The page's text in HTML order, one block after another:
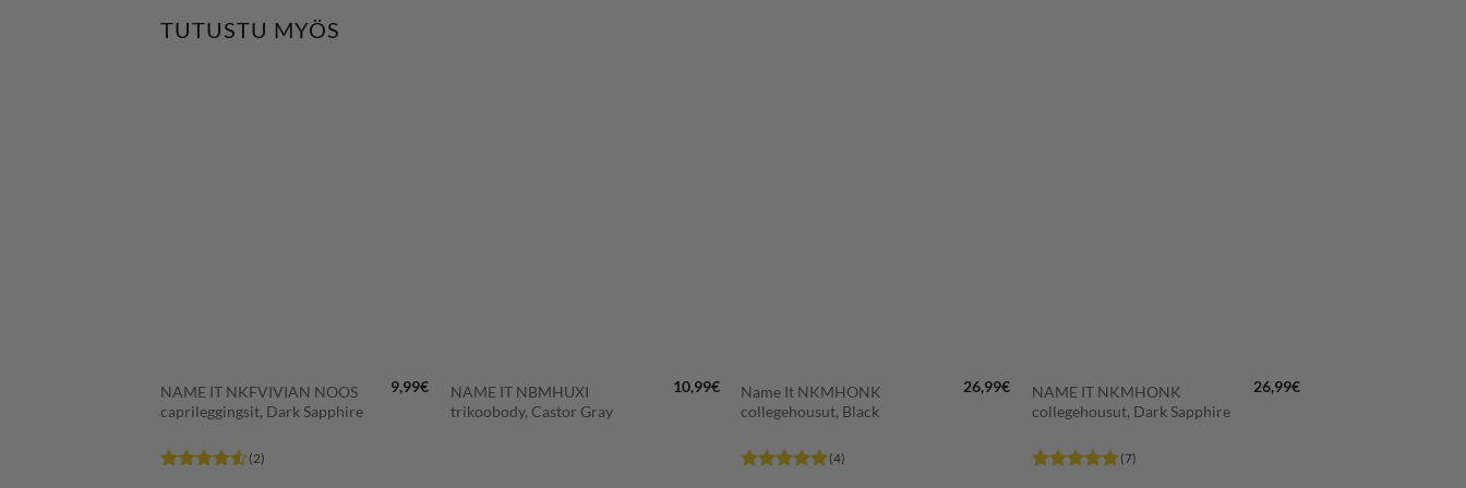
TUTUSTU MYÖS
NAME IT NKFVIVIAN NOOS
caprileggingsit, Dark Sapphire
(2)
9,99€
NAME IT NBMHUXI
trikoobody, Castor Gray
10,99€
Name It NKMHONK
collegehousut, Black
(4)
26,99€
NAME IT NKMHONK
collegehousut, Dark Sapphire
(7)
26,99€